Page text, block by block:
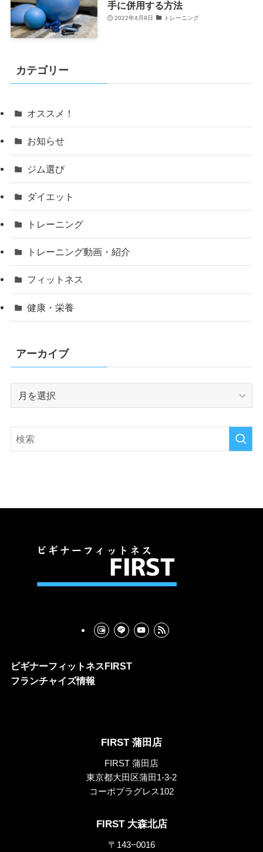
手に併用する方法
2022年4月9日 トレーニング
カテゴリー
オススメ！
お知らせ
ジム選び
ダイエット
トレーニング
トレーニング動画・紹介
フィットネス
健康・栄養
アーカイブ
イ
ブ
ビギナーフィットネスFIRST
フランチャイズ情報
FIRST 蒲田店
FIRST 蒲田店
東京都大田区蒲田1-3-2
コーポプラグレス102
FIRST 大森北店
〒143−0016